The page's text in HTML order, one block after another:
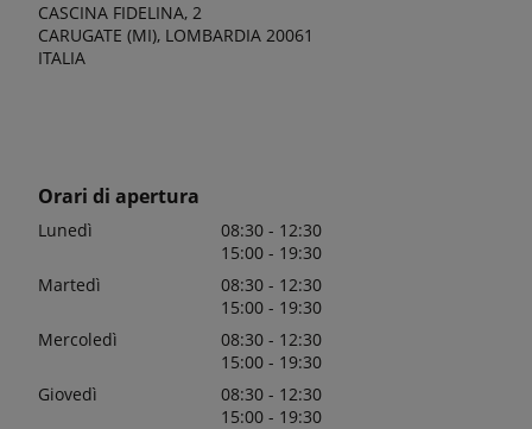
CASCINA FIDELINA, 2
CARUGATE (MI), LOMBARDIA 20061
ITALIA
Orari di apertura
Lunedì
08:30 - 12:30
15:00 - 19:30
Martedì
08:30 - 12:30
15:00 - 19:30
Mercoledì
08:30 - 12:30
15:00 - 19:30
Giovedì
08:30 - 12:30
15:00 - 19:30